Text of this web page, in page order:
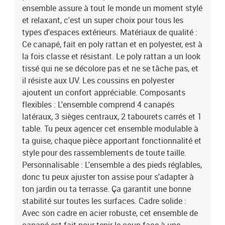
ensemble assure à tout le monde un moment stylé
et relaxant, c'est un super choix pour tous les
types d'espaces extérieurs. Matériaux de qualité :
Ce canapé, fait en poly rattan et en polyester, est à
la fois classe et résistant. Le poly rattan a un look
tissé qui ne se décolore pas et ne se tâche pas, et
il résiste aux UV. Les coussins en polyester
ajoutent un confort appréciable. Composants
flexibles : L'ensemble comprend 4 canapés
latéraux, 3 sièges centraux, 2 tabourets carrés et 1
table. Tu peux agencer cet ensemble modulable à
ta guise, chaque pièce apportant fonctionnalité et
style pour des rassemblements de toute taille.
Personnalisable : L'ensemble a des pieds réglables,
donc tu peux ajuster ton assise pour s'adapter à
ton jardin ou ta terrasse. Ça garantit une bonne
stabilité sur toutes les surfaces. Cadre solide :
Avec son cadre en acier robuste, cet ensemble de